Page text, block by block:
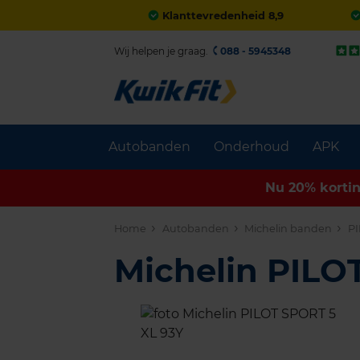
Klanttevredenheid 8,9
Autobanden Onderhoud APK
Wij helpen je graag. 088 - 5945348
Nu 20%
Home Autobanden Michelin banden
Michelin